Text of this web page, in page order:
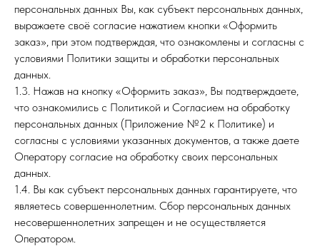
персональных данных Вы, как субъект персональных данных,
выражаете своё согласие нажатием кнопки «Оформить
заказ», при этом подтверждая, что ознакомлены и согласны с
условиями Политики защиты и обработки персональных
данных.
1.3. Нажав на кнопку «Оформить заказ», Вы подтверждаете,
что ознакомились с Политикой и Согласием на обработку
персональных данных (Приложение №2 к Политике) и
согласны с условиями указанных документов, а также даете
Оператору согласие на обработку своих персональных
данных.
1.4. Вы как субъект персональных данных гарантируете, что
являетесь совершеннолетним. Сбор персональных данных
несовершеннолетних запрещен и не осуществляется
Оператором.